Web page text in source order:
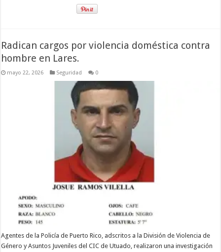
Radican cargos por violencia doméstica contra
hombre en Lares.
mayo 22, 2026 Seguridad 0
Agentes de la Policía de Puerto Rico, adscritos a la División de Violencia de
Género y Asuntos Juveniles del CIC de Utuado, realizaron una investigación